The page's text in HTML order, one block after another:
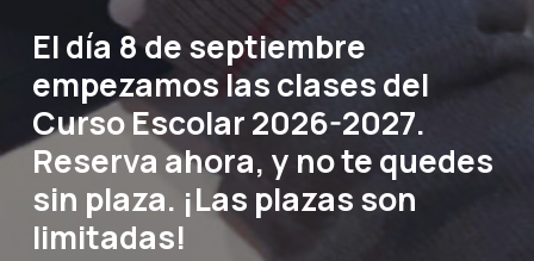
Eldía 8deseptiembre
empezamos lasclasesdel
CursoEscolar2026-2027.
Reserva ahora, y notequedes
sin plaza. ¡Las plazasson
limitadas!